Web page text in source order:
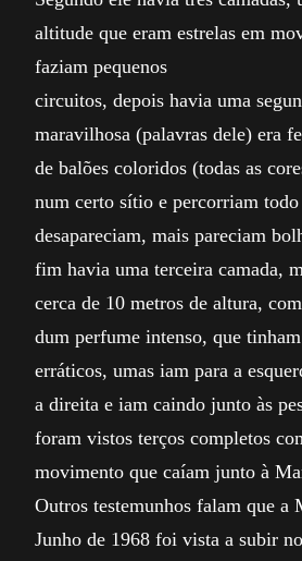
altitude que eram estrelas em
faziam pequenos
circuitos, depois havia uma
maravilhosa (palavras dele) era
de balões coloridos (todas as
num certo sítio e percorriam todo
desapareciam, mais pareciam
fim havia uma terceira camada,
cerca de 10 metros de altura,
dum perfume intenso, que
erráticos, umas iam para a
a direita e iam caindo junto às
foram vistos terços completos
movimento que caíam junto à
Outros testemunhos falam que a
Junho de 1968 foi vista a subir